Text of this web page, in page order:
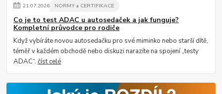
21.07.2026 NORMY a CERTIFIKACE
Co je to test ADAC u autosedaček a jak funguje?
Kompletní průvodce pro rodiče
Když vybíráte novou autosedačku pro své miminko nebo starší dítě,
téměř v každém obchodě nebo diskuzi narazíte na spojení „testy
ADAC“.číst celé